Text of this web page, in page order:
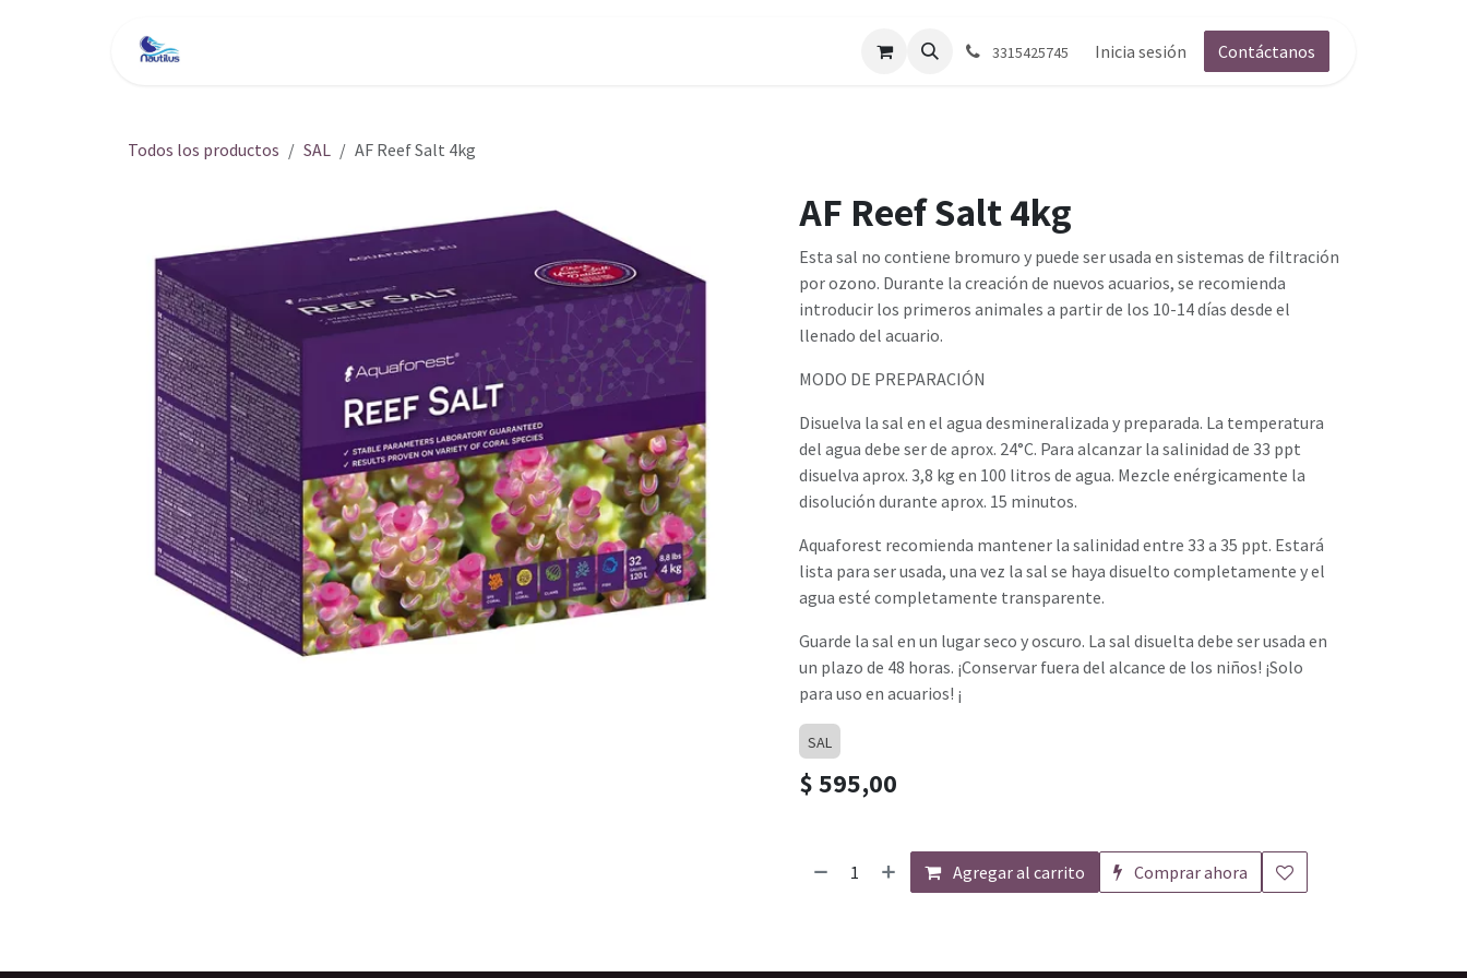
Solicitar cotizacion Blog Contáctenos
3315425745 Inicia sesión Contáctanos
Todos los productos SAL AF Reef Salt 4kg
AF Reef Salt 4kg
Esta sal no contiene bromuro y puede ser usada en sistemas de filtración
por ozono. Durante la creación de nuevos acuarios, se recomienda
introducir los primeros animales a partir de los 10-14 días desde el
llenado del acuario.
MODO DE PREPARACIÓN
Disuelva la sal en el agua desmineralizada y preparada. La temperatura
del agua debe ser de aprox. 24°C. Para alcanzar la salinidad de 33 ppt
disuelva aprox. 3,8 kg en 100 litros de agua. Mezcle enérgicamente la
disolución durante aprox. 15 minutos.
Aquaforest recomienda mantener la salinidad entre 33 a 35 ppt. Estará
lista para ser usada, una vez la sal se haya disuelto completamente y el
agua esté completamente transparente.
Guarde la sal en un lugar seco y oscuro. La sal disuelta debe ser usada en
un plazo de 48 horas. ¡Conservar fuera del alcance de los niños! ¡Solo
para uso en acuarios! ¡
SAL
$595,00
Agregar al carrito Comprar ahora